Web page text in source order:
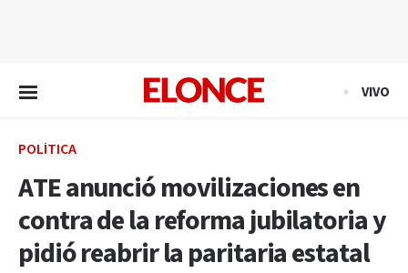
VIVO
POLÍTICA
ATE anunció movilizaciones en
contra de la reforma jubilatoria y
pidió reabrir la paritaria estatal